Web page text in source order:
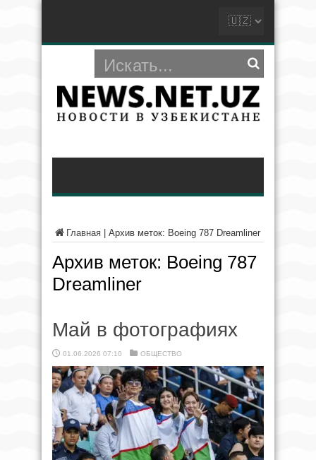
Главная Архив меток: Boeing 787 Dreamliner
Архив меток: Boeing 787
Dreamliner
Май в фотографиях
01.06.2026 07:10 ОБЩЕСТВО